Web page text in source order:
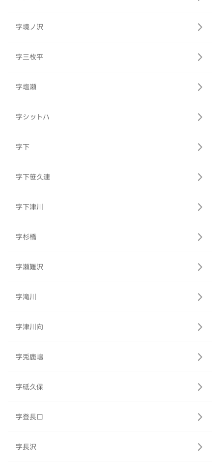
字境ノ沢
字三枚平
字塩瀬
字シットハ
字下
字下笹久連
字下津川
字杉橋
字瀬難沢
字滝川
字津川向
字兎鹿嶋
字砥久保
字登長口
字長沢